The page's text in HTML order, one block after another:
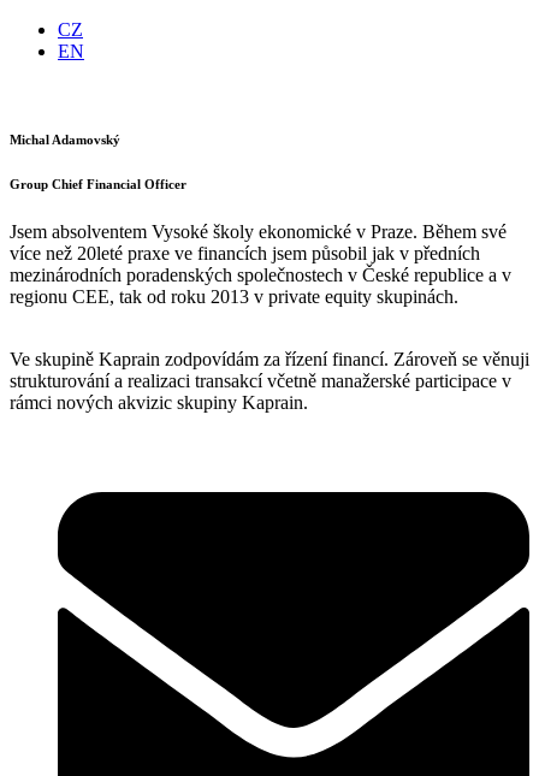
CZ
EN
Michal Adamovský
Group Chief Financial Officer
Jsem absolventem Vysoké školy ekonomické v Praze. Během své
více než 20leté praxe ve financích jsem působil jak v předních
mezinárodních poradenských společnostech v České republice a v
regionu CEE, tak od roku 2013 v private equity skupinách.
Ve skupině Kaprain zodpovídám za řízení financí. Zároveň se věnuji
strukturování a realizaci transakcí včetně manažerské participace v
rámci nových akvizic skupiny Kaprain.